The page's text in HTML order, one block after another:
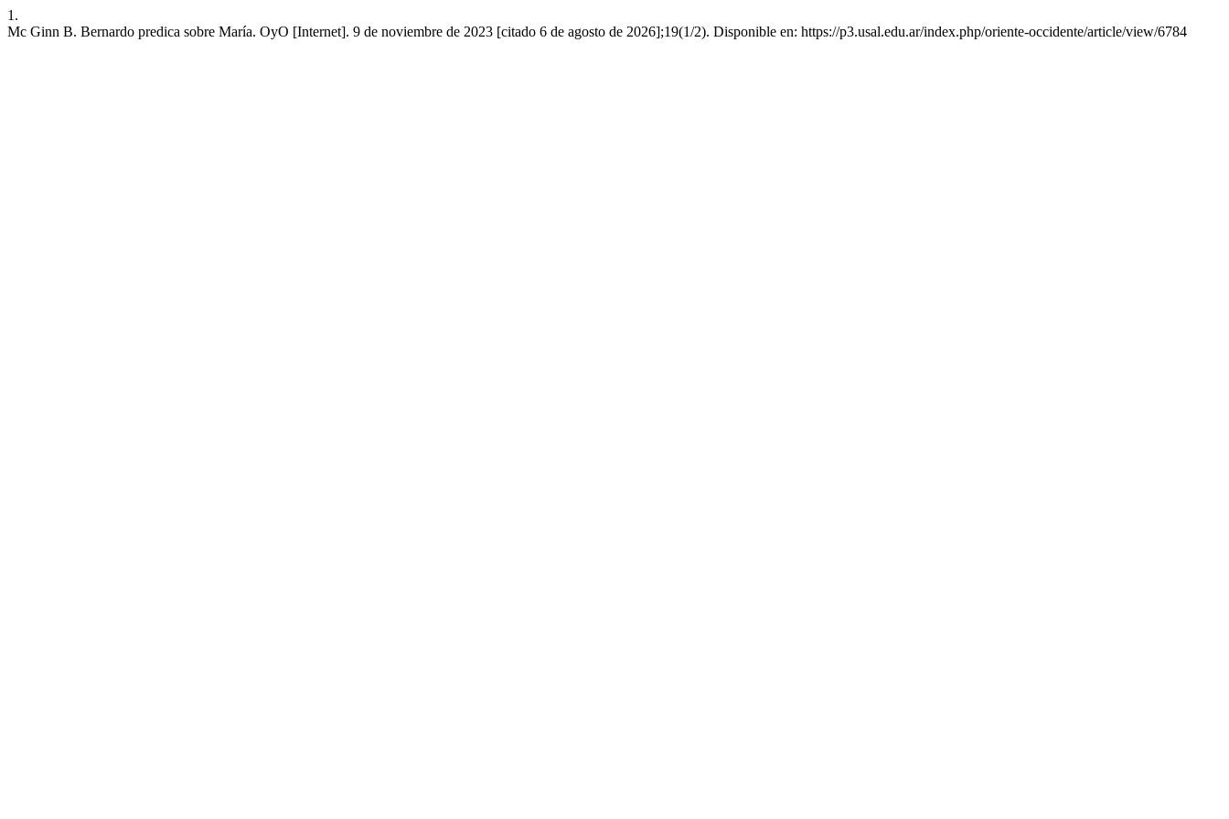
1.
Mc Ginn B. Bernardo predica sobre María. OyO [Internet]. 9 de noviembre de 2023 [citado 6 de agosto de 2026];19(1/2). Disponible en: https://p3.usal.edu.ar/index.php/oriente-occidente/article/view/6784